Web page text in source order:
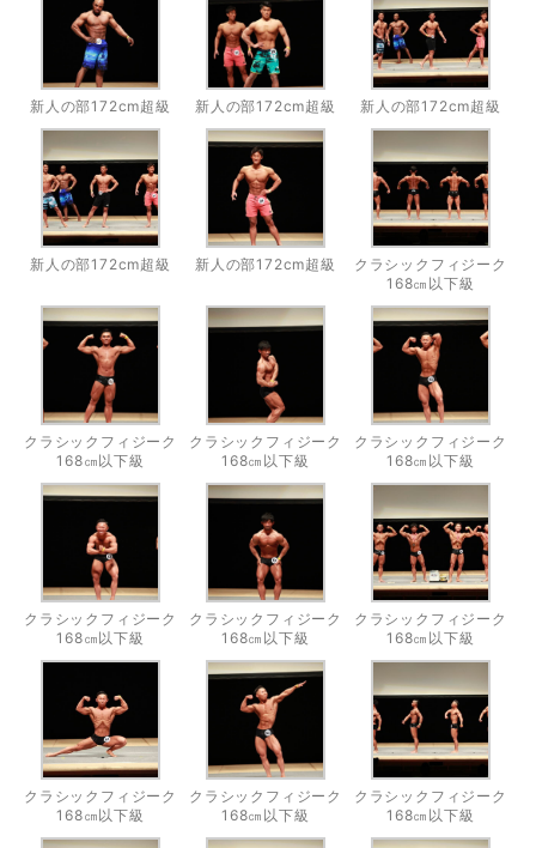
新人の部172cm超級 新人の部172cm超級 新人の部172cm超級
新人の部172cm超級 新人の部172cm超級
クラシックフィジーク
168㎝以下級
クラシックフィジーク
168㎝以下級
クラシックフィジーク
168㎝以下級
クラシックフィジーク
168㎝以下級
クラシックフィジーク
168㎝以下級
クラシックフィジーク
168㎝以下級
クラシックフィジーク
168㎝以下級
クラシックフィジーク
168㎝以下級
クラシックフィジーク
168㎝以下級
クラシックフィジーク
168㎝以下級